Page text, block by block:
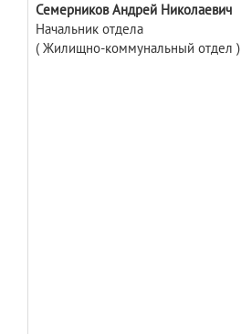
Семерников Андрей Николаевич
Начальник отдела
( Жилищно-коммунальный отдел )